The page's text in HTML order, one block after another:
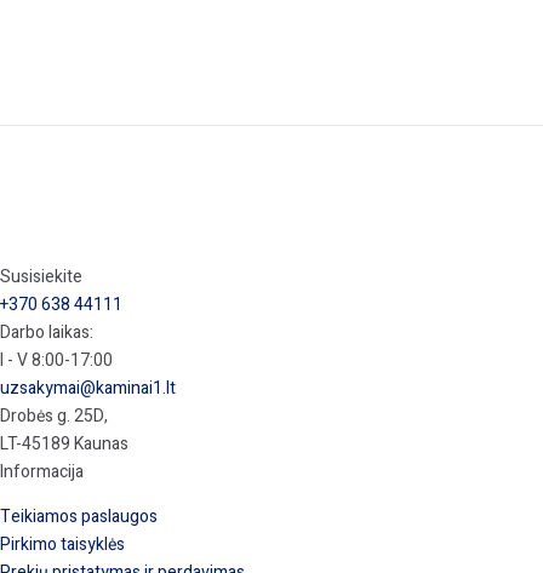
Susisiekite
+370 638 44111
Darbo laikas:
I - V 8:00-17:00
uzsakymai@kaminai1.lt
Drobės g. 25D,
LT-45189 Kaunas
Informacija
Teikiamos paslaugos
Pirkimo taisyklės